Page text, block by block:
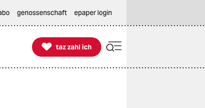
genossenschaft epaper login

taz zahl ich
taz zahl ich